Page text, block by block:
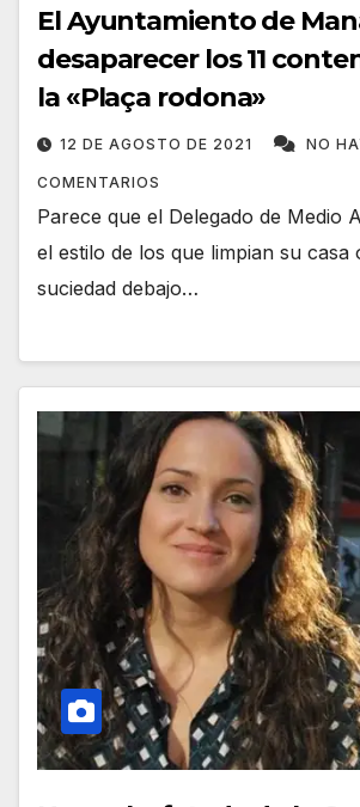
El Ayuntamiento de
desaparecer los 11
la «Plaça rodona»
12 DE AGOSTO DE 2021 NO
COMENTARIOS
Parece que el Delegado de Medio
el estilo de los que limpian su casa
suciedad debajo…